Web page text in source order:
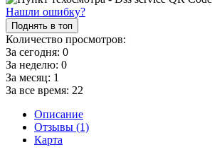
Нашли ошибку?
Поднять в топ
Количество просмотров:
За сегодня: 0
За неделю: 0
За месяц: 1
За все время: 22
Описание
Отзывы (1)
Карта